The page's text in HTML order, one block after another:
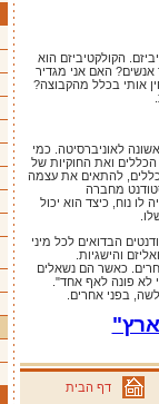
הקולקטיביזם הוא
האם אני מגדיר
אותי בכלל מהקבוצה?
לאוניברסיטה. כמי
ואת החוקיות של
להתאים את עצמה
מחברה
לו נוח, כיצד הוא יכול
הבדואים לכל מיני
והישגיות.
כאשר הם נשאלים
לא פונה לאף אחד".
בפני אחרים
דף הבית